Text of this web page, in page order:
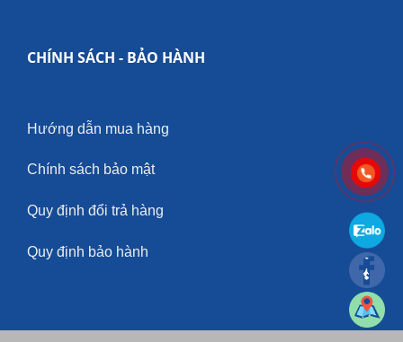
CHÍNH SÁCH - BẢO HÀNH
Hướng dẫn mua hàng
Chính sách bảo mật
Quy định đổi trả hàng
Quy định bảo hành